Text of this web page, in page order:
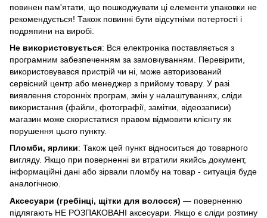
повинен пам'ятати, що пошкоджувати ці елементи упаковки не
рекомендується! Також повинні бути відсутніми потертості і
подряпини на виробі.
Не використовується: Вся електроніка поставляється з
програмним забезпеченням за замовчуванням. Перевірити,
використовувався пристрій чи ні, може авторизований
сервісний центр або менеджер з прийому товару. У разі
виявлення сторонніх програм, змін у налаштуваннях, сліди
використання (файли, фотографії, замітки, відеозаписи)
магазин може скористатися правом відмовити клієнту як
порушення цього пункту.
Пломби, ярлики: Також цей пункт відноситься до товарного
вигляду. Якщо при поверненні ви втратили якийсь документ,
інформаційні дані або зірвали пломбу на товар - ситуація буде
аналогічною.
Аксесуари (гребінці, щітки для волосся) — поверненню
підлягають НЕ РОЗПАКОВАНІ аксесуари. Якщо є сліди розтину